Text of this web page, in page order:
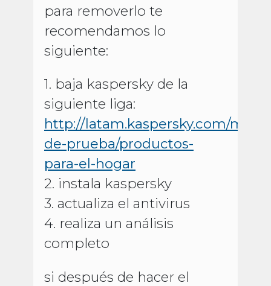
para removerlo te
recomendamos lo
siguiente:
1. baja kaspersky de la
siguiente liga:
http://latam.kaspersky.com/mx/
de-prueba/productos-
para-el-hogar
2. instala kaspersky
3. actualiza el antivirus
4. realiza un análisis
completo
si después de hacer el